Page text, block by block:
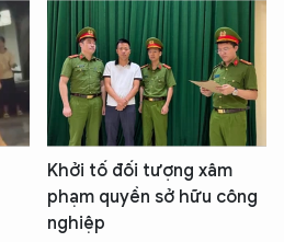
Khởi tố đối tượng xâm
phạm quyền sở hữu công
nghiệp